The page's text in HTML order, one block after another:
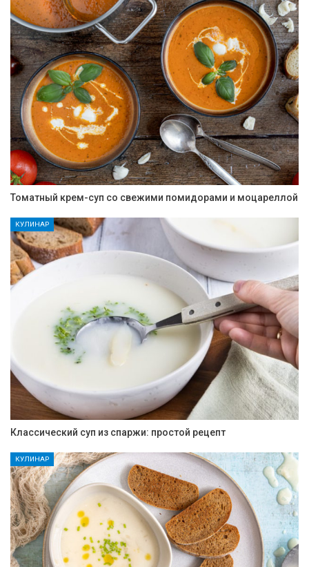
Томатный крем-суп со свежими помидорами и моцареллой
КУЛИНАР
Классический суп из спаржи: простой рецепт
КУЛИНАР